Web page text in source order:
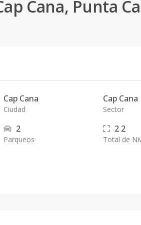
Cana, Punta
Cap Cana
Ciudad
Cap Cana
Sector
2
Parqueos
2 2
Total de